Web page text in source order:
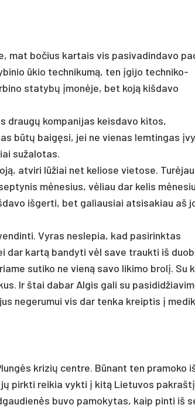
mat bočius kartais vis pasivadindavo
ūkio technikumą, ten įgijo techniko-
statybų įmonėje, bet koją kišdavo
draugų kompanijas keisdavo kitos,
būtų baigęsi, jei ne vienas lemtingas
sužalotas.
atviri lūžiai net keliose vietose. Turėjau
mėnesius, vėliau dar kelis
išgerti, bet galiausiai atsisakiau aš
Vyras neslepia, kad pasirinktas
dar kartą bandyti vėl save traukti iš
sutiko ne vieną savo likimo brolį. Su
Ir štai dabar Algis gali su
negerumui vis dar tenka kreiptis į
krizių centre. Būnant ten pramoko
pirkti reikia vykti į kitą Lietuvos
buvo pamokytas, kaip pinti iš